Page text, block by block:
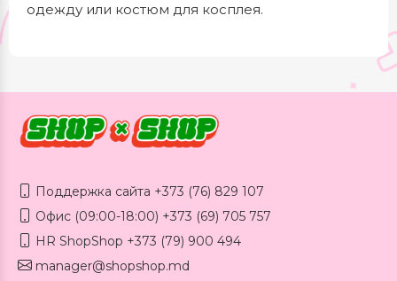
одежду или костюм для косплея.
Поддержка сайта +373 (76) 829 107
Офис (09:00-18:00) +373 (69) 705 757
HR ShopShop +373 (79) 900 494
manager@shopshop.md